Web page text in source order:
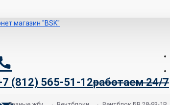
(812) 565-51-12работаем 24/7